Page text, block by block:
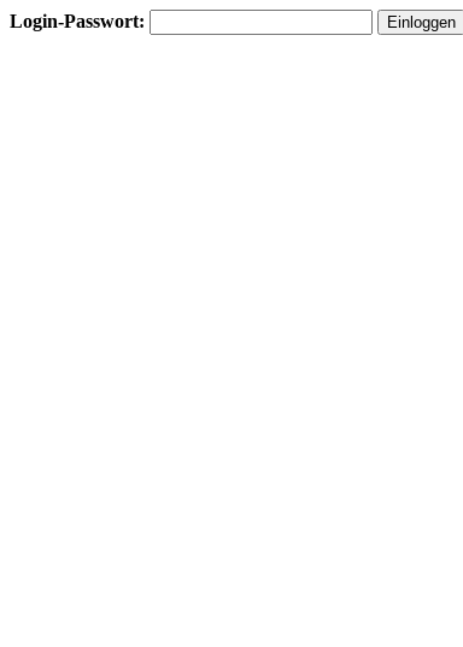
Login-Passwort: